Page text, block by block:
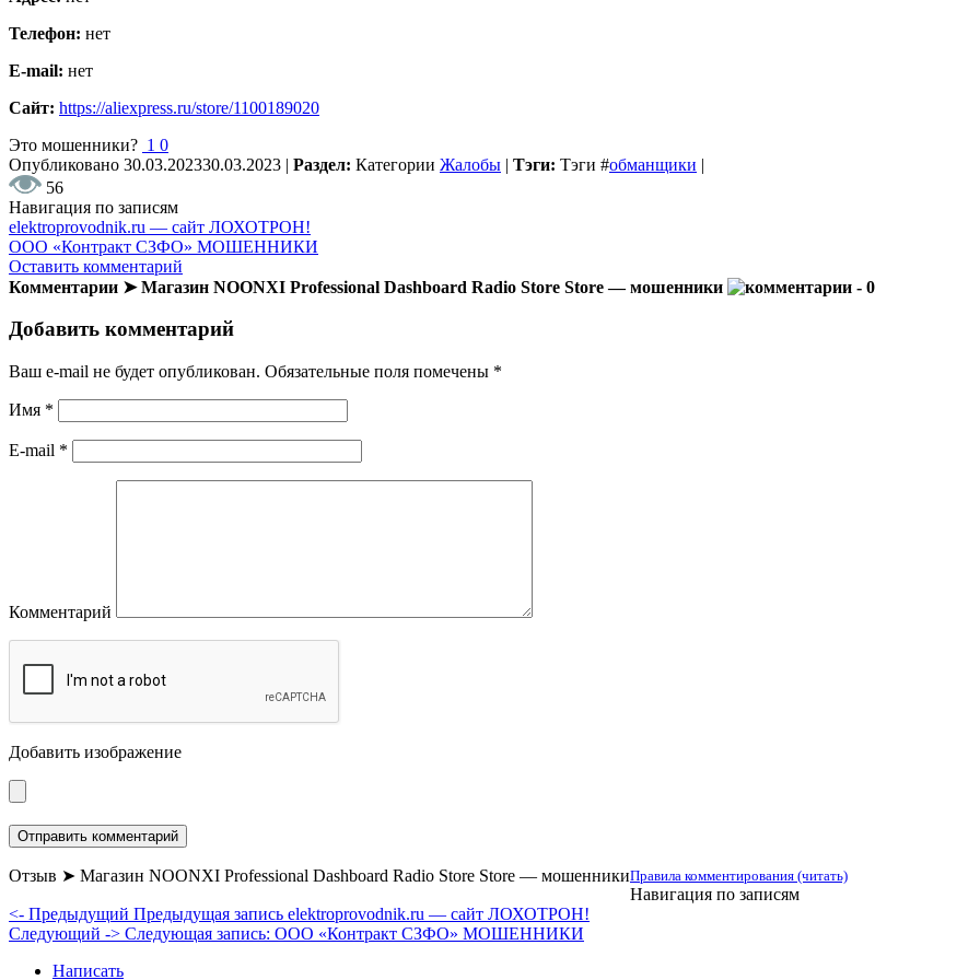
Телефон: нет
E-mail: нет
Сайт: https://aliexpress.ru/store/1100189020
Это мошенники? 1 0
Опубликовано 30.03.202330.03.2023 | Раздел: Категории Жалобы | Тэги: Тэги #обманщики |
56
Навигация по записям
elektroprovodnik.ru — сайт ЛОХОТРОН!
ООО «Контракт СЗФО» МОШЕННИКИ
Оставить комментарий
Комментарии ➤ Магазин NOONXI Professional Dashboard Radio Store Store — мошенники
- 0
Добавить комментарий
Ваш e-mail не будет опубликован. Обязательные поля помечены *
Имя *
E-mail *
Комментарий
Добавить изображение
Правила комментирования (читать)
Отзыв ➤ Магазин NOONXI Professional Dashboard Radio Store Store — мошенники
Навигация по записям
<- Предыдущий Предыдущая запись elektroprovodnik.ru — сайт ЛОХОТРОН!
Следующий -> Следующая запись: ООО «Контракт СЗФО» МОШЕННИКИ
Написать